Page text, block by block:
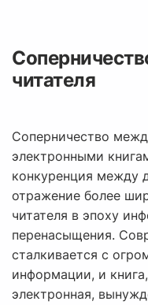
читателя
Соперничество
электронными
конкуренция между
отражение более
читателя в эпоху
перенасыщения.
сталкивается с
информации, и
электронная,